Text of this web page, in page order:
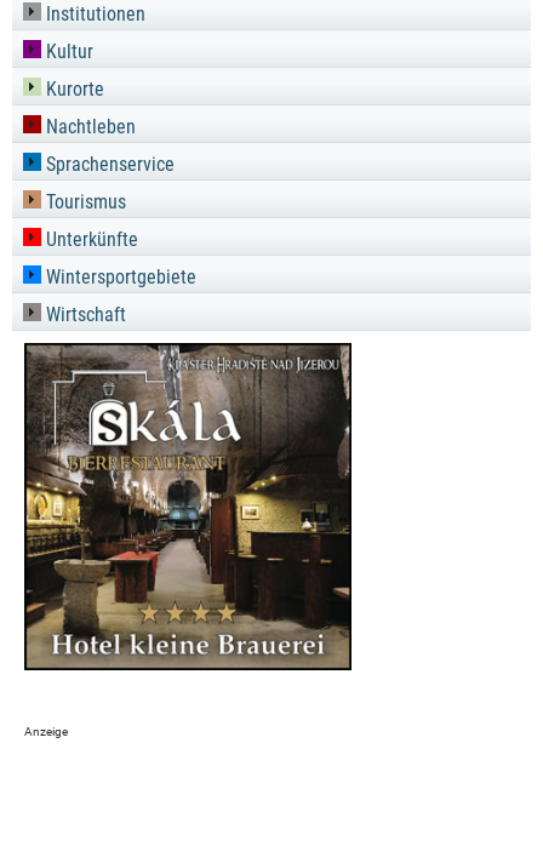
Institutionen
Kultur
Kurorte
Nachtleben
Sprachenservice
Tourismus
Unterkünfte
Wintersportgebiete
Wirtschaft